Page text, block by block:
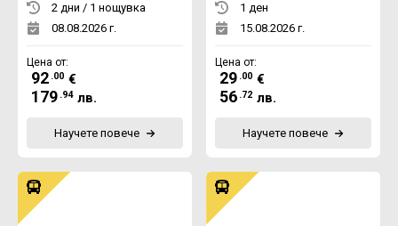
2 дни / 1 нощувка
08.08.2026 г.
Цена от:
92 .00 €
179 .94 лв.
Научете повече
1 ден
15.08.2026 г.
Цена от:
29 .00 €
56 .72 лв.
Научете повече